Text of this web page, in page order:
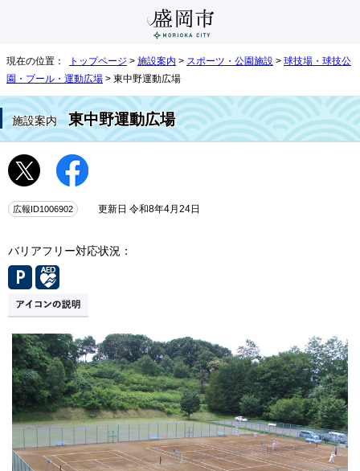
現在の位置： トップページ > 施設案内 > スポーツ・公園施設 > 球技場・球技公
園・プール・運動広場 > 東中野運動広場
施設案内東中野運動広場
広報ID1006902 更新日 令和8年4月24日
バリアフリー対応状況：